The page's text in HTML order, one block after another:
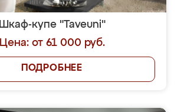
Шкаф-купе "Taveuni"
Цена: от 61 000 руб.
ПОДРОБНЕЕ